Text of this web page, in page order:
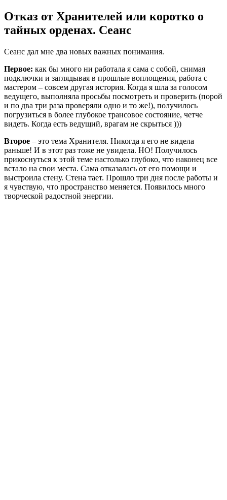
Отказ от Хранителей или коротко о
тайных орденах. Сеанс
Сеанс дал мне два новых важных понимания.
Первое: как бы много ни работала я сама с собой, снимая
подключки и заглядывая в прошлые воплощения, работа с
мастером – совсем другая история. Когда я шла за голосом
ведущего, выполняла просьбы посмотреть и проверить (порой
и по два три раза проверяли одно и то же!), получилось
погрузиться в более глубокое трансовое состояние, четче
видеть. Когда есть ведущий, врагам не скрыться )))
Второе – это тема Хранителя. Никогда я его не видела
раньше! И в этот раз тоже не увидела. НО! Получилось
прикоснуться к этой теме настолько глубоко, что наконец все
встало на свои места. Сама отказалась от его помощи и
выстроила стену. Стена тает. Прошло три дня после работы и
я чувствую, что пространство меняется. Появилось много
творческой радостной энергии.